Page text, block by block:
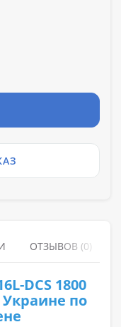
ОТЗЫВОВ (0)
DCS 1800
по